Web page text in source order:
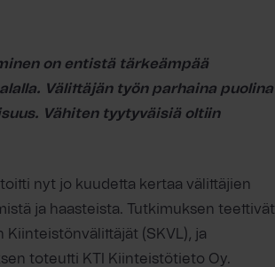
on entistä tärkeämpää
Välittäjän työn parhaina puolina
Vähiten tyytyväisiä oltiin
nyt jo kuudetta kertaa välittäjien
ja haasteista. Tutkimuksen teettivät
Kiinteistönvälittäjät (SKVL), ja
toteutti KTI Kiinteistötieto Oy.